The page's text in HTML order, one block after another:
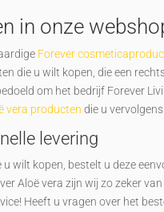
in onze
Forever
die u wilt kopen, die een
om het bedrijf Forever
vera producten die u
levering
wilt kopen, bestelt u deze
Aloë vera zijn wij zo zeker
Heeft u vragen over het